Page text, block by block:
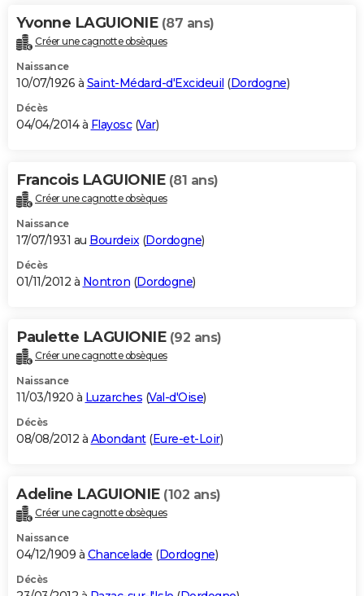
Yvonne LAGUIONIE (87 ans)
Créer une cagnotte obsèques
Naissance
10/07/1926 à Saint-Médard-d'Excideuil (Dordogne)
Décès
04/04/2014 à Flayosc(Var)
Francois LAGUIONIE (81 ans)
Créer une cagnotte obsèques
Naissance
17/07/1931 au Bourdeix(Dordogne)
Décès
01/11/2012 à Nontron (Dordogne)
Paulette LAGUIONIE (92 ans)
Créer une cagnotte obsèques
Naissance
11/03/1920 à Luzarches (Val-d'Oise)
Décès
08/08/2012 à Abondant(Eure-et-Loir)
Adeline LAGUIONIE (102 ans)
Créer une cagnotte obsèques
Naissance
04/12/1909 à Chancelade (Dordogne)
Décès